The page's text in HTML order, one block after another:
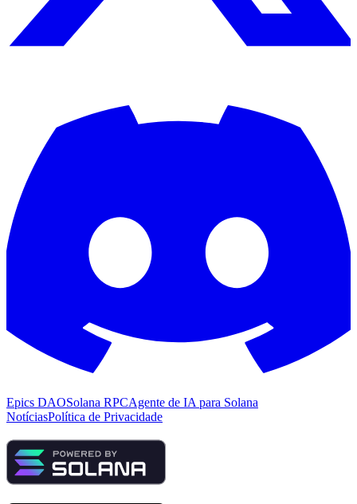
Epics DAOSolana RPCAgente de IA para Solana
NotíciasPolítica de Privacidade